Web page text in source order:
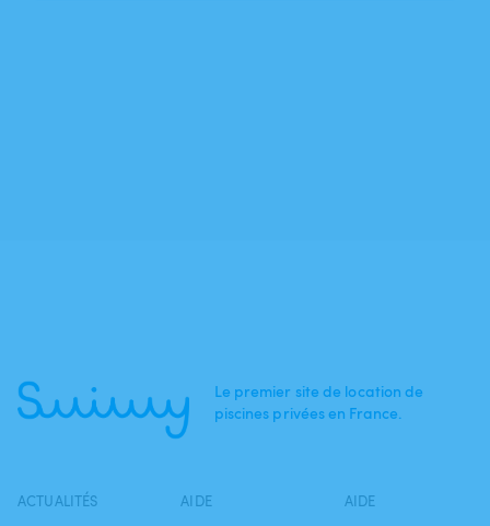
Le premier site de location de
piscines privées en France.
ACTUALITÉS AIDE AIDE